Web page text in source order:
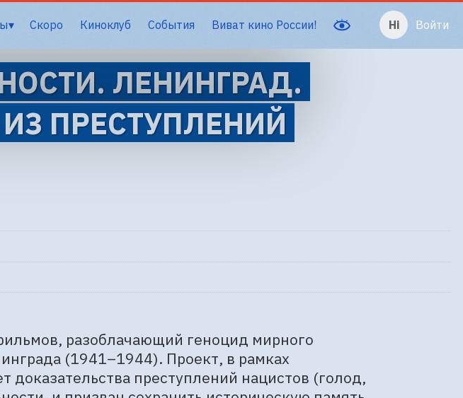
Скоро Киноклуб События Виват кино России! Войти
ЛЕНИНГРАД.
ПРЕСТУПЛЕНИЙ
разоблачающий геноцид мирного
(1941–1944). Проект, в рамках
доказательства преступлений нацистов (голод,